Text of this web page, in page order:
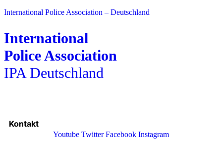
International Police Association – Deutschland
International
Police Association
IPA Deutschland
Kontakt
Youtube Twitter Facebook Instagram